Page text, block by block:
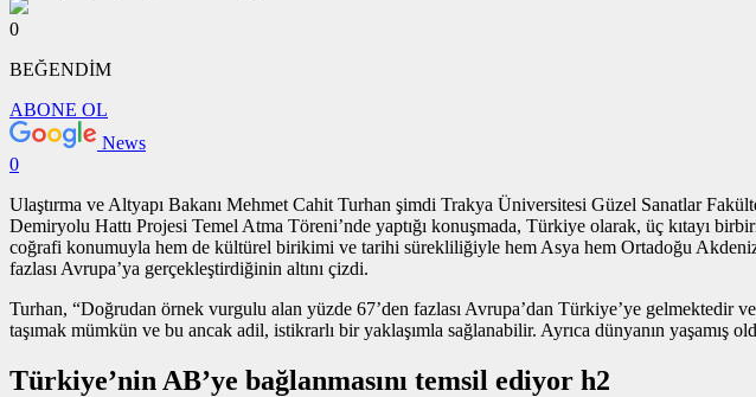
0
BEĞENDİM
ABONE OL
News
0
Ulaştırma ve Altyapı Bakanı Mehmet Cahit Turhan şimdi Trakya Üniversitesi Güzel Sanatlar
Demiryolu Hattı Projesi Temel Atma Töreni’nde yaptığı konuşmada, Türkiye olarak, üç kıtayı
coğrafi konumuyla hem de kültürel birikimi ve tarihi sürekliliğiyle hem Asya hem Ortadoğu
fazlası Avrupa’ya gerçekleştirdiğinin altını çizdi.
Turhan, “Doğrudan örnek vurgulu alan yüzde 67’den fazlası Avrupa’dan Türkiye’ye gelmektedir
taşımak mümkün ve bu ancak adil, istikrarlı bir yaklaşımla sağlanabilir. Ayrıca dünyanın
Türkiye’nin AB’ye bağlanmasını temsil ediyor h2